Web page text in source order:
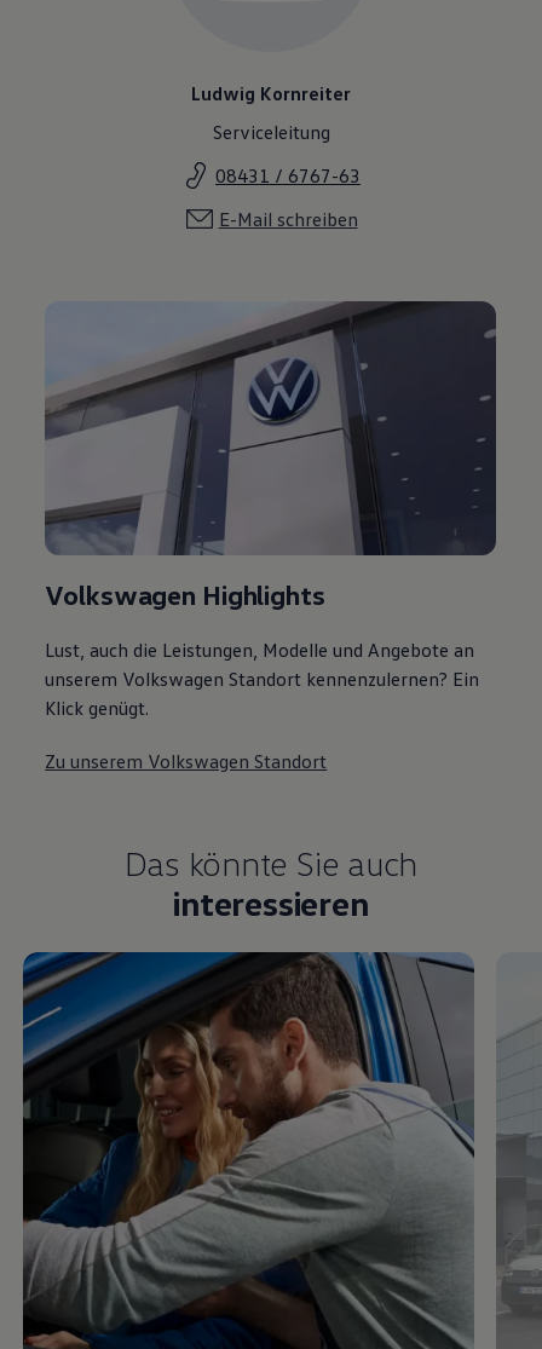
Serviceleitung
08431 / 6767-63
E-Mail schreiben
Volkswagen Highlights
unserem Volkswagen Standort kennenzulernen? Ein
Klick genügt.
interessieren